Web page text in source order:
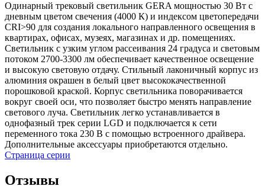
Одинарный трековый светильник GERA мощностью 30 Вт с
дневным цветом свечения (4000 К) и индексом цветопередачи
CRI>90 для создания локального направленного освещения в
квартирах, офисах, музеях, магазинах и др. помещениях.
Светильник с узким углом рассеивания 24 градуса и световым
потоком 2700-3300 лм обеспечивает качественное освещение
и высокую световую отдачу. Стильный лаконичный корпус из
алюминия окрашен в белый цвет высококачественной
порошковой краской. Корпус светильника поворачивается
вокруг своей оси, что позволяет быстро менять направление
светового луча. Светильник легко устанавливается в
однофазный трек серии LGD и подключается к сети
переменного тока 230 В с помощью встроенного драйвера.
Дополнительные аксессуары приобретаются отдельно.
Страница серии
Отзывы